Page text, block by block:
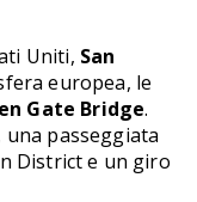
Uniti, San
europea, le
Gate Bridge.
passeggiata
District e un giro